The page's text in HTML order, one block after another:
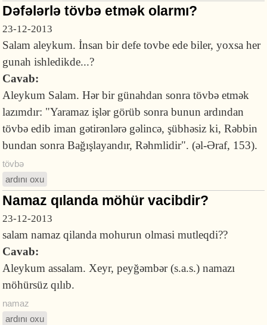
Dəfələrlə tövbə etmək olarmı?
23-12-2013
Salam aleykum. İnsan bir defe tovbe ede biler, yoxsa her
gunah ishledikde...?
Cavab:
Aleykum Salam. Hər bir günahdan sonra tövbə etmək
lazımdır: "Yaramaz işlər görüb sonra bunun ardından
tövbə edib iman gətirənlərə gəlincə, şübhəsiz ki, Rəbbin
bundan sonra Bağışlayandır, Rəhmlidir". (əl-Əraf, 153).
tövbə
ardını oxu
Namaz qılanda möhür vacibdir?
23-12-2013
salam namaz qilanda mohurun olmasi mutleqdi??
Cavab:
Aleykum assalam. Xeyr, peyğəmbər (s.a.s.) namazı
möhürsüz qılıb.
namaz
ardını oxu